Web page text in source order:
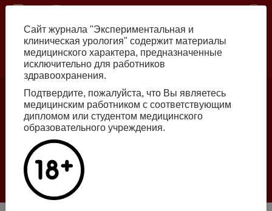
Перейти
основному
содержанию
Номер №2, 2026
Галлюцинации больших языковых моделей
в клинической урологии
Сайт журнала "Экспериментальная и
клиническая урология" содержит материалы
медицинского характера, предназначенные
исключительно для работников
здравоохранения.
Подтвердите, пожалуйста, что Вы являетесь
медицинским работником с соответствующим
дипломом или студентом медицинского
образовательного учреждения.